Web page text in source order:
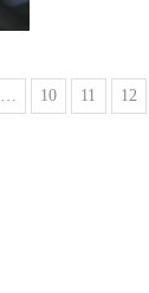
… 10 11 12